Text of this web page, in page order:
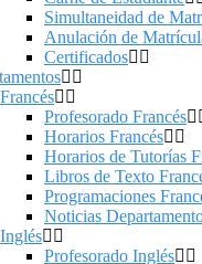
Simultaneidad de
Anulación de
Certificados
Francés
Profesorado Francés
Horarios Francés
Horarios de Tutorías
Libros de Texto
Programaciones
Noticias
Inglés
Profesorado Inglés